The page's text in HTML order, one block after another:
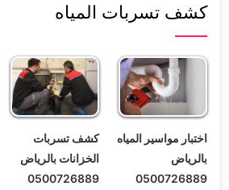
كشف تسربات المياه
اختبار مواسير المياه
بالرياض
0500726889
كشف تسربات
الخزانات بالرياض
0500726889